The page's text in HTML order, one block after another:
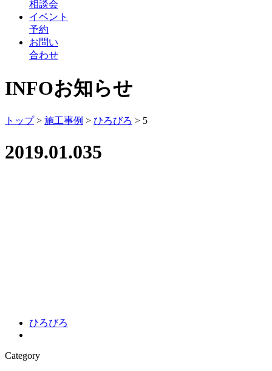
相談会
イベント
予約
お問い
合わせ
INFOお知らせ
トップ> 施工事例 > ひろびろ > 5
2019.01.035
ひろびろ
Category